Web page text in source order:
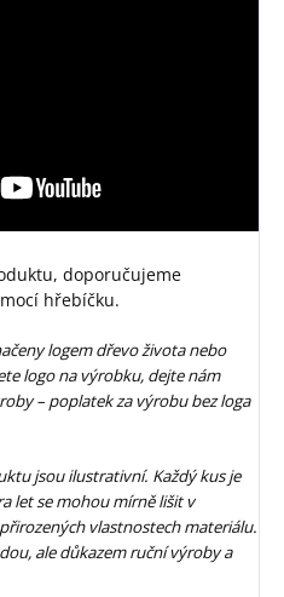
doporučujeme
hřebíčku.
logem dřevo života nebo
logo na výrobku, dejte nám
– poplatek za výrobu bez loga
jsou ilustrativní. Každý kus je
let se mohou mírně lišit v
vlastnostech materiálu.
ale důkazem ruční výroby a